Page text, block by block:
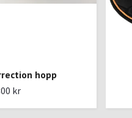
hopp
kr